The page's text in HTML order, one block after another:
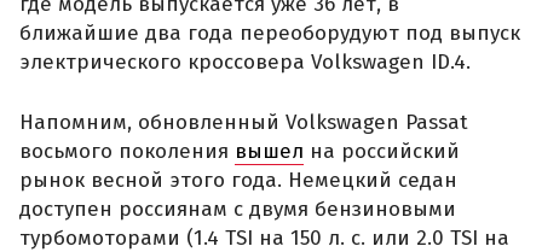
ближайшие два года переоборудуют под выпуск
электрического кроссовера Volkswagen ID.4.
Напомним, обновленный Volkswagen Passat
восьмого поколения вышел на российский
рынок весной этого года. Немецкий седан
доступен россиянам с двумя бензиновыми
турбомоторами (1.4 TSI на 150 л. с. или 2.0 TSI на